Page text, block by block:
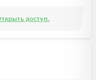
доступ.